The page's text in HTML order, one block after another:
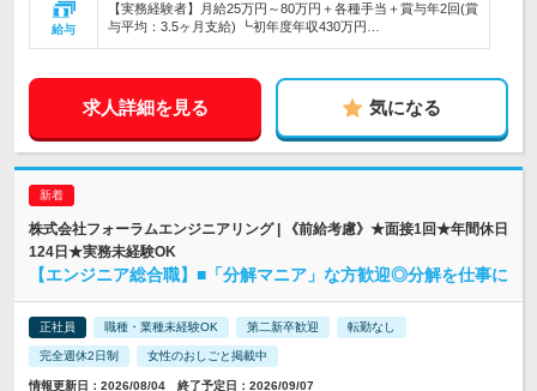
給与
【実務経験者】月給25万円～80万円＋各種手当＋賞与年2回(賞
与平均：3.5ヶ月支給) ┗初年度年収430万円…
求人詳細を見る 気になる
株式会社フォーラムエンジニアリング | 《前給考慮》★面接1回★年間休日
124日★実務未経験OK
【エンジニア総合職】■「分解マニア」な方歓迎◎分解を仕事に
正社員 職種・業種未経験OK 第二新卒歓迎 転勤なし
完全週休2日制 女性のおしごと掲載中
情報更新日：2026/08/04 終了予定日：2026/09/07